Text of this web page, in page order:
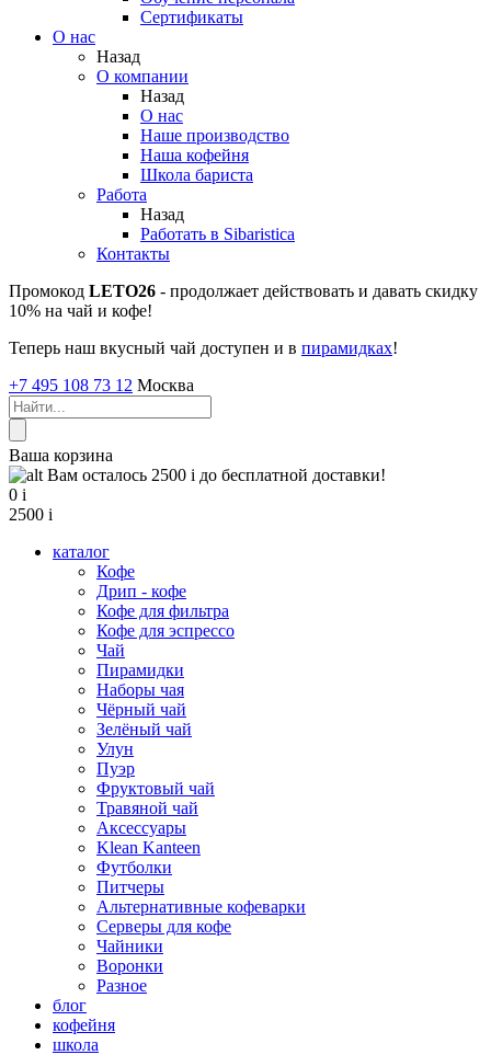
Сертификаты
О нас
Назад
O компании
Назад
О нас
Наше производство
Наша кофейня
Школа бариста
Работа
Назад
Работать в Sibaristica
Контакты
Промокод LETO26 - продолжает действовать и давать скидку
10% на чай и кофе!
Теперь наш вкусный чай доступен и в пирамидках!
+7 495 108 73 12 Москва
Ваша корзина
Вам осталось 2500 i до бесплатной доставки!
0 i
2500 i
каталог
Кофе
Дрип - кофе
Кофе для фильтра
Кофе для эспрессо
Чай
Пирамидки
Наборы чая
Чёрный чай
Зелёный чай
Улун
Пуэр
Фруктовый чай
Травяной чай
Аксессуары
Klean Kanteen
Футболки
Питчеры
Альтернативные кофеварки
Серверы для кофе
Чайники
Воронки
Разное
блог
кофейня
школа